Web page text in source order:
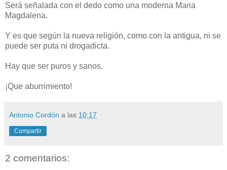
Será señalada con el dedo como una moderna Maria
Magdalena.
Y es que según la nueva religión, como con la antigua, ni se
puede ser puta ni drogadicta.
Hay que ser puros y sanos.
¡Que aburrimiento!
Antonio Cordón a las 10:17
Compartir
2 comentarios: